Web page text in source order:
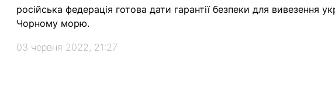
російська федерація готова дати гарантії безпеки для вивезення
Чорному морю.
03 червня 2022, 21:27